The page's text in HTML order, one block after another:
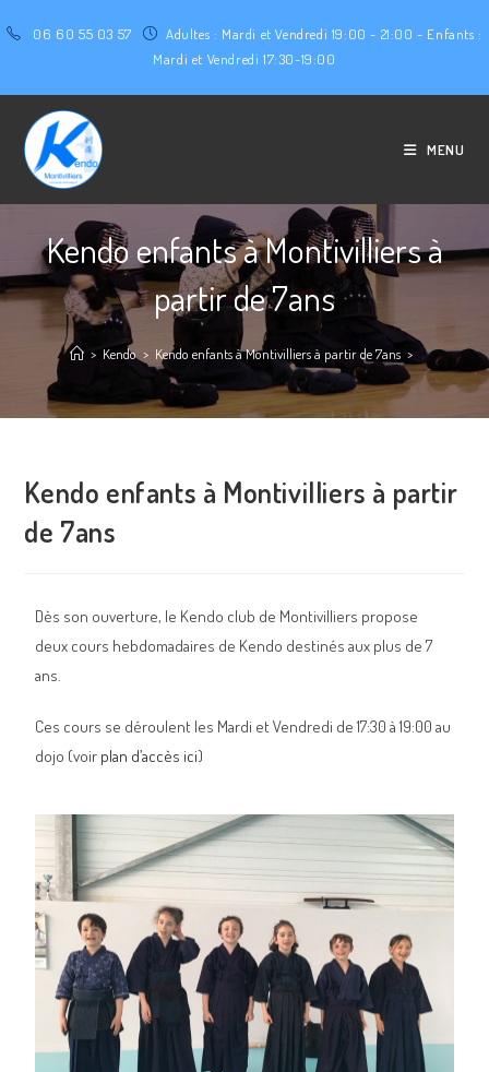
06 60 55 03 57
Adultes : Mardi et Vendredi 19:00 - 21:00 - Enfants :
Mardi et Vendredi 17:30-19:00
MENU
Kendo enfants à Montivilliers à
partir de 7ans
> Kendo > Kendo enfants à Montivilliers à partir de 7ans >
Kendo enfants à Montivilliers à partir
de 7ans
Dès son ouverture, le Kendo club de Montivilliers propose
deux cours hebdomadaires de Kendo destinés aux plus de 7
ans.
Ces cours se déroulent les Mardi et Vendredi de 17:30 à 19:00 au
dojo (voir plan d’accès ici)